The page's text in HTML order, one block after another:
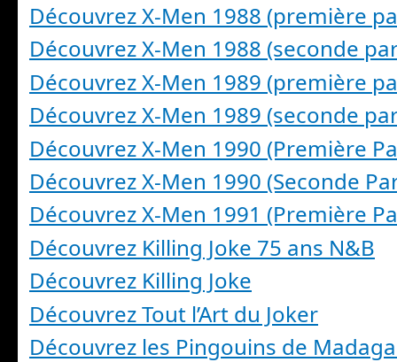
Découvrez X-Men 1988 (première
Découvrez X-Men 1988 (seconde
Découvrez X-Men 1989 (première
Découvrez X-Men 1989 (seconde
Découvrez X-Men 1990 (Première
Découvrez X-Men 1990 (Seconde
Découvrez X-Men 1991 (Première
Découvrez Killing Joke 75 ans N&B
Découvrez Killing Joke
Découvrez Tout l’Art du Joker
Découvrez les Pingouins de